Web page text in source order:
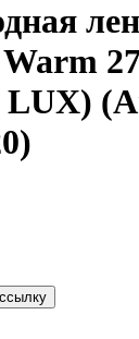
LUX)